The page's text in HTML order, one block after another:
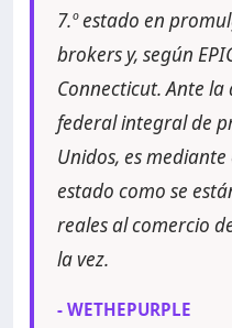
7.º estado en
brokers y, según
Connecticut. Ante la
federal integral de
Unidos, es
estado como se
reales al comercio
la vez.
- WETHEPURPLE